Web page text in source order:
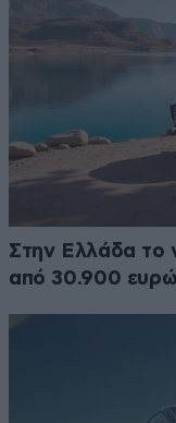
Στην Ελλάδα το
από 30.900 ευρώ